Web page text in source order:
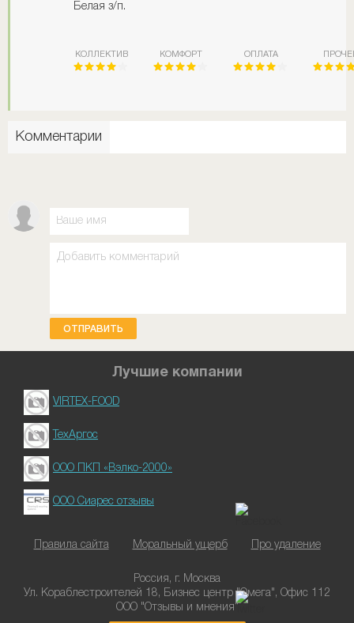
Белая з/п.
КОЛЛЕКТИВ КОМФОРТ ОПЛАТА
Комментарии
ОТПРАВИТЬ
Лучшие компании
VIRTEX-FOOD
ТехАргос
ООО ПКП «Вэлко-2000»
ООО Сиарес отзывы
Правила сайта Моральный ущерб Про удаление
Россия, г. Москва
Ул. Кораблестроителей 18, Бизнес центр "Омега", Офис 112
ООО "Отзывы и мнения"